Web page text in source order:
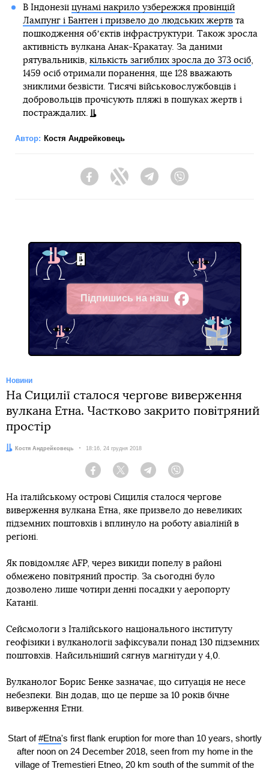
В Індонезії цунамі накрило узбережжя провінцій
Лампунг і Бантен і призвело до людських жертвта
пошкодження обʼєктів інфраструктури. Також зросла
активність вулкана Анак-Кракатау. За даними
рятувальників, кількість загиблих зросла до 373 осіб,
1459 осіб отримали поранення, ще 128 вважають
зниклими безвісти. Тисячі військовослужбовців і
добровольців прочісують пляжі в пошуках жертв і
постраждалих.
Автор: Костя Андрейковець
FacebookTwitter Telegram
Підпишись на наш
Facebook
Новини
На Сицилії сталося чергове виверження
вулкана Етна. Частково закрито повітряний
простір
Автор:Костя Андрейковець Дата:
18:16, 24 грудня 2018
Facebook Twitter Telegram
На італійському острові Сицилія сталося чергове
виверження вулкана Етна, яке призвело до невеликих
підземних поштовхів і вплинуло на роботу авіаліній в
регіоні.
Як повідомляє AFP, через викиди попелу в районі
обмежено повітряний простір. За сьогодні було
дозволено лише чотири денні посадки у аеропорту
Катанії.
Сейсмологи з Італійського національного інституту
геофізики і вулканології зафіксували понад 130 підземних
поштовхів. Найсильніший сягнув магнітуди у 4,0.
Вулканолог Борис Бенке зазначає, що ситуація не несе
небезпеки. Він додав, що це перше за 10 років бічне
виверження Етни.
Start of#Etna's first flank eruption for more than 10 years, shortly
after noon on 24 December 2018, seen from my home in the
village of Tremestieri Etneo, 20 km south of the summit of the